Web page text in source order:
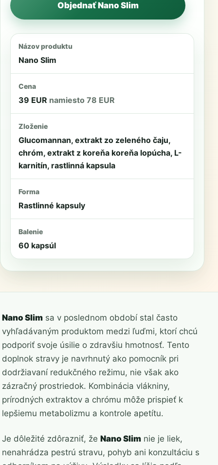
Objednať Nano Slim
Názov produktu
Nano Slim
Cena
39 EUR namiesto 78 EUR
Zloženie
Glucomannan, extrakt zo zeleného čaju,
chróm, extrakt z koreňa koreňa lopúcha, L-
karnitín, rastlinná kapsula
Forma
Rastlinné kapsuly
Balenie
60 kapsúl
Nano Slim sa v poslednom období stal často
vyhľadávaným produktom medzi ľuďmi, ktorí chcú
podporiť svoje úsilie o zdravšiu hmotnosť. Tento
doplnok stravy je navrhnutý ako pomocník pri
dodržiavaní redukčného režimu, nie však ako
zázračný prostriedok. Kombinácia vlákniny,
prírodných extraktov a chrómu môže prispieť k
lepšiemu metabolizmu a kontrole apetítu.
Je dôležité zdôrazniť, že Nano Slim nie je liek,
nenahrádza pestrú stravu, pohyb ani konzultáciu s